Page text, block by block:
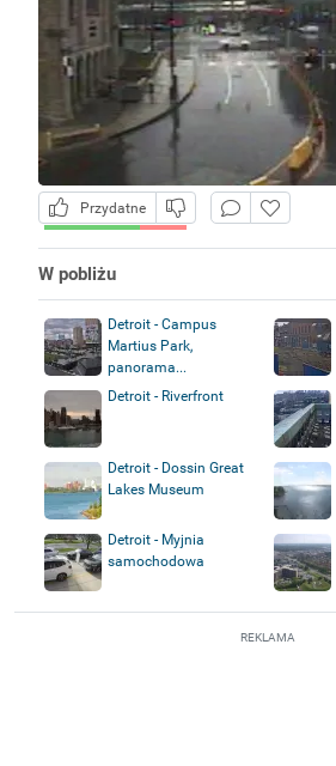
Przydatne
W pobliżu
Detroit - Campus
Martius Park,
panorama...
Detroit - Riverfront
Detroit - Dossin Great
Lakes Museum
Detroit - Myjnia
samochodowa
REKLAMA